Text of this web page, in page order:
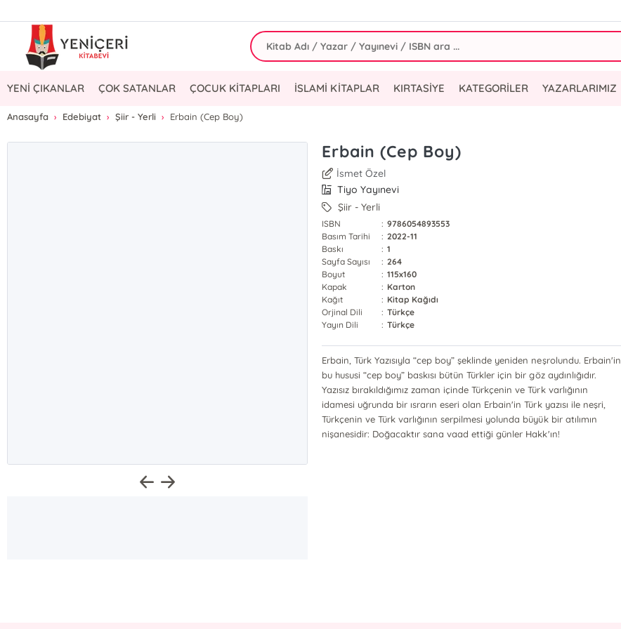
YENİ ÇIKANLAR ÇOK SATANLAR ÇOCUK KİTAPLARI İSLAMİ KİTAPLAR KIRTASİYE KATEGORİLER YAZARLARIMIZ
Anasayfa Edebiyat Şiir - Yerli Erbain (Cep Boy)
Erbain (Cep Boy)
İsmet Özel
Tiyo Yayınevi
Şiir - Yerli
ISBN : 9786054893553
Basım Tarihi
: 2022-11
Baskı
: 1
Sayfa Sayısı
: 264
Boyut
: 115x160
Kapak
: Karton
Kağıt
: Kitap Kağıdı
Orjinal Dili
: Türkçe
Yayın Dili
: Türkçe
Erbain, Türk Yazısıyla “cep boy” şeklinde yeniden neşrolundu. Erbain'in
bu hususi “cep boy” baskısı bütün Türkler için bir göz aydınlığıdır.
Yazısız bırakıldığımız zaman içinde Türkçenin ve Türk varlığının
idamesi uğrunda bir ısrarın eseri olan Erbain'in Türk yazısı ile neşri,
Türkçenin ve Türk varlığının serpilmesi yolunda büyük bir atılımın
nişanesidir: Doğacaktır sana vaad ettiği günler Hakk'ın!